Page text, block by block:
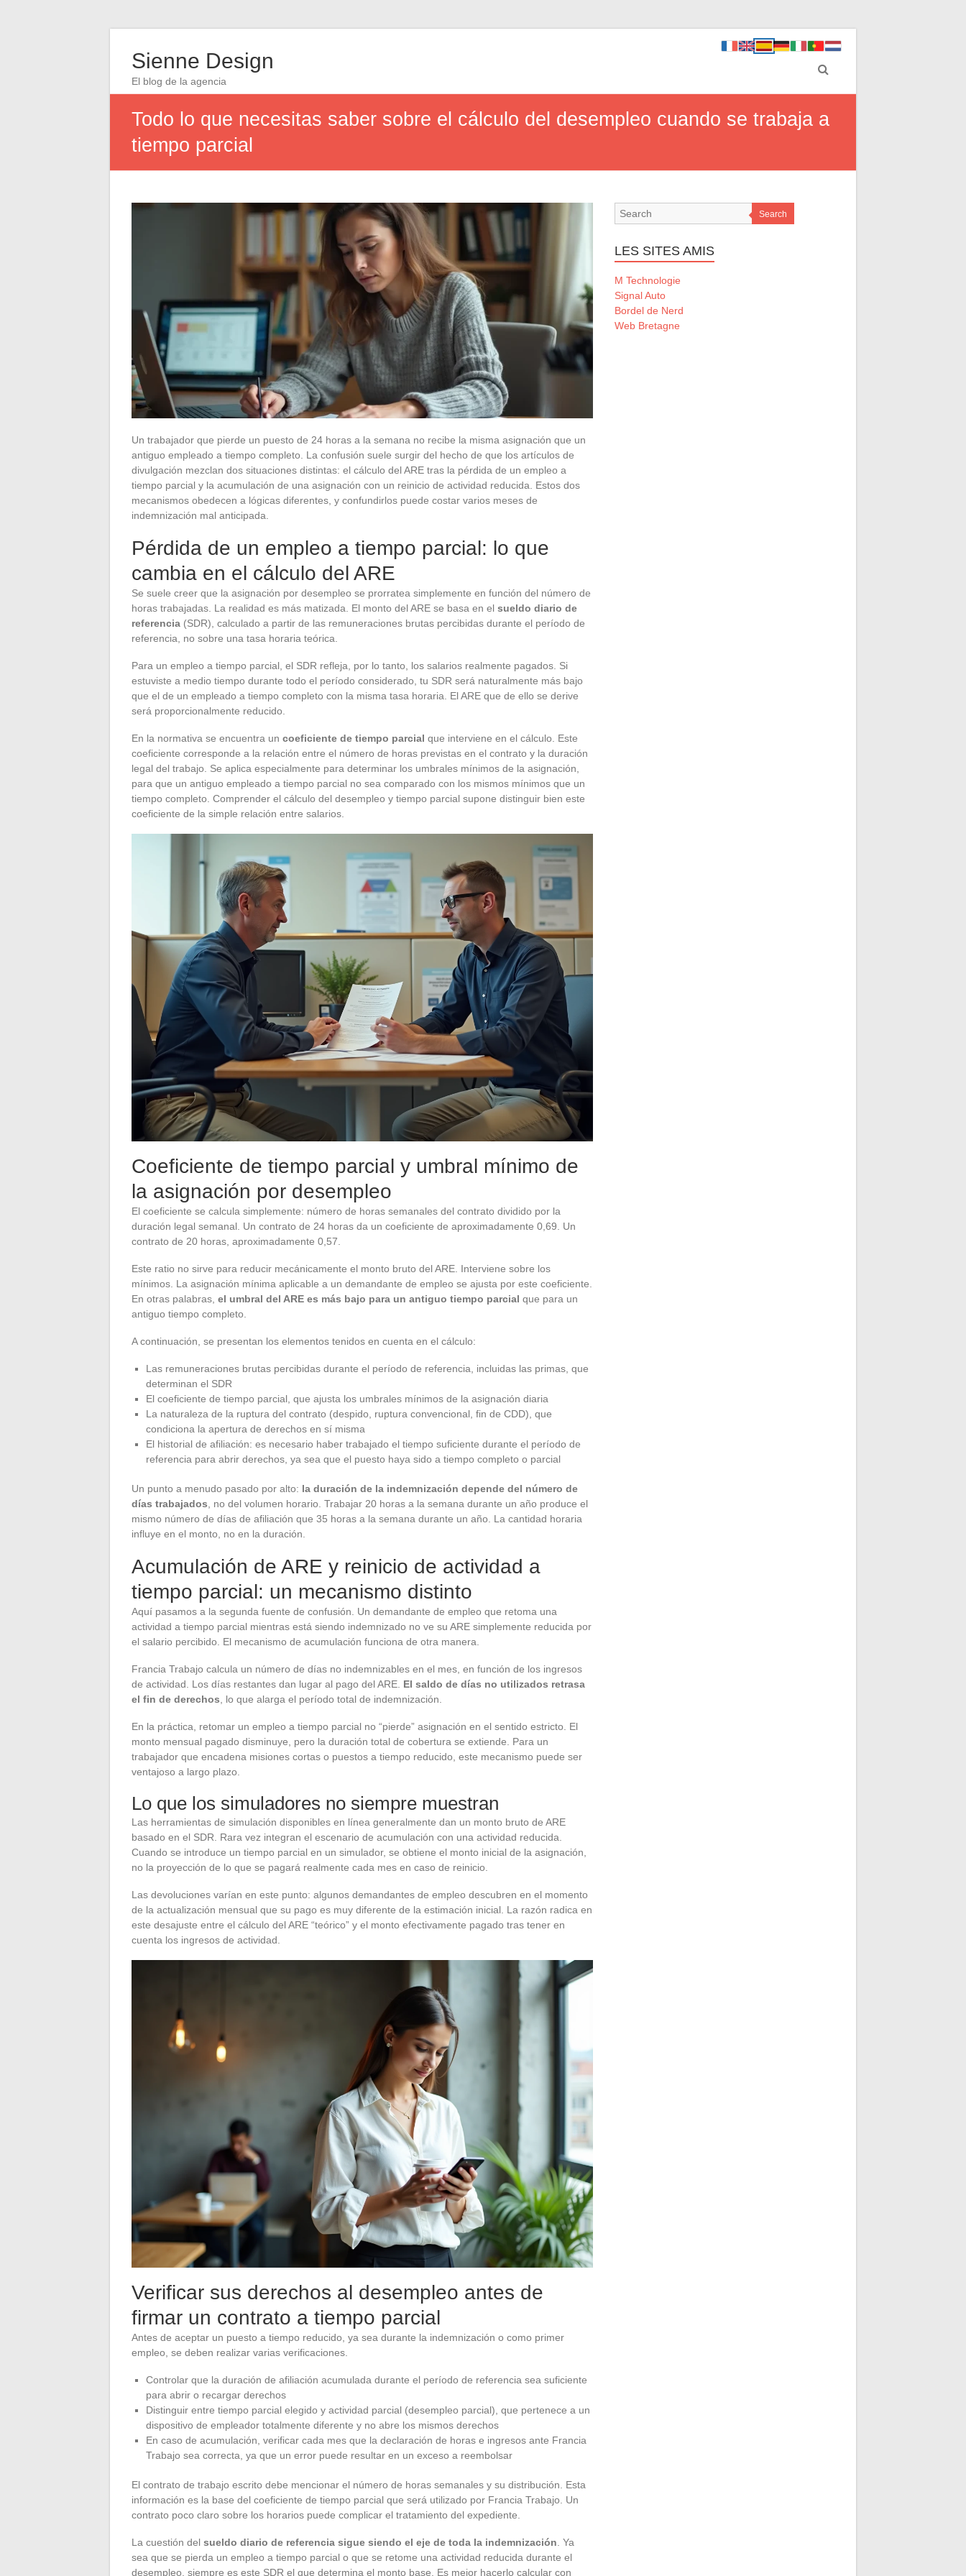
Sienne Design
El blog de la agencia
Todo lo que necesitas saber sobre el cálculo del desempleo cuando se trabaja a
tiempo parcial
Un trabajador que pierde un puesto de 24 horas a la semana no recibe la misma asignación que un
antiguo empleado a tiempo completo. La confusión suele surgir del hecho de que los artículos de
divulgación mezclan dos situaciones distintas: el cálculo del ARE tras la pérdida de un empleo a
tiempo parcial y la acumulación de una asignación con un reinicio de actividad reducida. Estos dos
mecanismos obedecen a lógicas diferentes, y confundirlos puede costar varios meses de
indemnización mal anticipada.
Pérdida de un empleo a tiempo parcial: lo que
cambia en el cálculo del ARE
Se suele creer que la asignación por desempleo se prorratea simplemente en función del número de
horas trabajadas. La realidad es más matizada. El monto del ARE se basa en el sueldo diario de
referencia (SDR), calculado a partir de las remuneraciones brutas percibidas durante el período de
referencia, no sobre una tasa horaria teórica.
Para un empleo a tiempo parcial, el SDR refleja, por lo tanto, los salarios realmente pagados. Si
estuviste a medio tiempo durante todo el período considerado, tu SDR será naturalmente más bajo
que el de un empleado a tiempo completo con la misma tasa horaria. El ARE que de ello se derive
será proporcionalmente reducido.
En la normativa se encuentra un coeficiente de tiempo parcial que interviene en el cálculo. Este
coeficiente corresponde a la relación entre el número de horas previstas en el contrato y la duración
legal del trabajo. Se aplica especialmente para determinar los umbrales mínimos de la asignación,
para que un antiguo empleado a tiempo parcial no sea comparado con los mismos mínimos que un
tiempo completo. Comprender el cálculo del desempleo y tiempo parcial supone distinguir bien este
coeficiente de la simple relación entre salarios.
Coeficiente de tiempo parcial y umbral mínimo de
la asignación por desempleo
El coeficiente se calcula simplemente: número de horas semanales del contrato dividido por la
duración legal semanal. Un contrato de 24 horas da un coeficiente de aproximadamente 0,69. Un
contrato de 20 horas, aproximadamente 0,57.
Este ratio no sirve para reducir mecánicamente el monto bruto del ARE. Interviene sobre los
mínimos. La asignación mínima aplicable a un demandante de empleo se ajusta por este coeficiente.
En otras palabras, el umbral del ARE es más bajo para un antiguo tiempo parcial que para un
antiguo tiempo completo.
A continuación, se presentan los elementos tenidos en cuenta en el cálculo:
Las remuneraciones brutas percibidas durante el período de referencia, incluidas las primas, que
determinan el SDR
El coeficiente de tiempo parcial, que ajusta los umbrales mínimos de la asignación diaria
La naturaleza de la ruptura del contrato (despido, ruptura convencional, fin de CDD), que
condiciona la apertura de derechos en sí misma
El historial de afiliación: es necesario haber trabajado el tiempo suficiente durante el período de
referencia para abrir derechos, ya sea que el puesto haya sido a tiempo completo o parcial
Un punto a menudo pasado por alto: la duración de la indemnización depende del número de
días trabajados , no del volumen horario. Trabajar 20 horas a la semana durante un año produce el
mismo número de días de afiliación que 35 horas a la semana durante un año. La cantidad horaria
influye en el monto, no en la duración.
Acumulación de ARE y reinicio de actividad a
tiempo parcial: un mecanismo distinto
Aquí pasamos a la segunda fuente de confusión. Un demandante de empleo que retoma una
actividad a tiempo parcial mientras está siendo indemnizado no ve su ARE simplemente reducida por
el salario percibido. El mecanismo de acumulación funciona de otra manera.
Francia Trabajo calcula un número de días no indemnizables en el mes, en función de los ingresos
de actividad. Los días restantes dan lugar al pago del ARE. El saldo de días no utilizados retrasa
el fin de derechos , lo que alarga el período total de indemnización.
En la práctica, retomar un empleo a tiempo parcial no “pierde” asignación en el sentido estricto. El
monto mensual pagado disminuye, pero la duración total de cobertura se extiende. Para un
trabajador que encadena misiones cortas o puestos a tiempo reducido, este mecanismo puede ser
ventajoso a largo plazo.
Lo que los simuladores no siempre muestran
Las herramientas de simulación disponibles en línea generalmente dan un monto bruto de ARE
basado en el SDR. Rara vez integran el escenario de acumulación con una actividad reducida.
Cuando se introduce un tiempo parcial en un simulador, se obtiene el monto inicial de la asignación,
no la proyección de lo que se pagará realmente cada mes en caso de reinicio.
Las devoluciones varían en este punto: algunos demandantes de empleo descubren en el momento
de la actualización mensual que su pago es muy diferente de la estimación inicial. La razón radica en
este desajuste entre el cálculo del ARE “teórico” y el monto efectivamente pagado tras tener en
cuenta los ingresos de actividad.
Verificar sus derechos al desempleo antes de
firmar un contrato a tiempo parcial
Antes de aceptar un puesto a tiempo reducido, ya sea durante la indemnización o como primer
empleo, se deben realizar varias verificaciones.
Controlar que la duración de afiliación acumulada durante el período de referencia sea suficiente
para abrir o recargar derechos
Distinguir entre tiempo parcial elegido y actividad parcial (desempleo parcial), que pertenece a un
dispositivo de empleador totalmente diferente y no abre los mismos derechos
En caso de acumulación, verificar cada mes que la declaración de horas e ingresos ante Francia
Trabajo sea correcta, ya que un error puede resultar en un exceso a reembolsar
El contrato de trabajo escrito debe mencionar el número de horas semanales y su distribución. Esta
información es la base del coeficiente de tiempo parcial que será utilizado por Francia Trabajo. Un
contrato poco claro sobre los horarios puede complicar el tratamiento del expediente.
La cuestión del sueldo diario de referencia sigue siendo el eje de toda la indemnización . Ya
sea que se pierda un empleo a tiempo parcial o que se retome una actividad reducida durante el
desempleo, siempre es este SDR el que determina el monto base. Es mejor hacerlo calcular con
Search
LES SITES AMIS
M Technologie
Signal Auto
Bordel de Nerd
Web Bretagne